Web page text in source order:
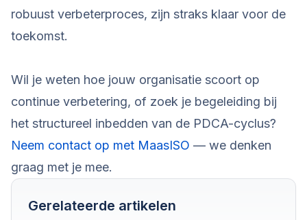
robuust verbeterproces, zijn straks klaar voor de
toekomst.
Wil je weten hoe jouw organisatie scoort op
continue verbetering, of zoek je begeleiding bij
het structureel inbedden van de PDCA-cyclus?
Neem contact op met MaasISO — we denken
graag met je mee.
Gerelateerde artikelen